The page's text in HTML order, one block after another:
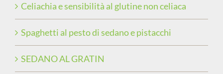
Celiachia e sensibilità al glutine non celiaca
Spaghetti al pesto di sedano e pistacchi
SEDANO AL GRATIN